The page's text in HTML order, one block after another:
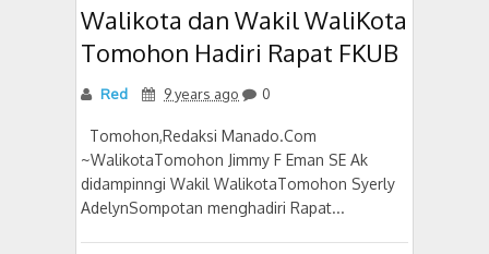
Walikota dan Wakil WaliKota
Tomohon Hadiri Rapat FKUB
Red 9 years ago 0
Tomohon,Redaksi Manado.Com
~WalikotaTomohon Jimmy F Eman SE Ak
didampinngi Wakil WalikotaTomohon Syerly
AdelynSompotan menghadiri Rapat...